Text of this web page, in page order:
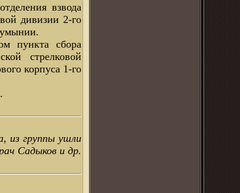
взвода
дивизии 2-го
пункта сбора
стрелковой
корпуса 1-го
из группы ушли
Садыков и др.